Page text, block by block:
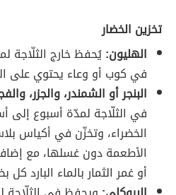
تخزين الخضار
الهليون:يُحفظ خارج الثلّاجة
في كوب أو وعاء يحتوي على
البنجر أو الشمندر، والجزر،
في الثلّاجة لمدّة أسبوع إلى
الخضراء، وتخزّن في أكياس
الأطعمة دون غسلها، مع
أو غمر الثمار بالماء البارد كل